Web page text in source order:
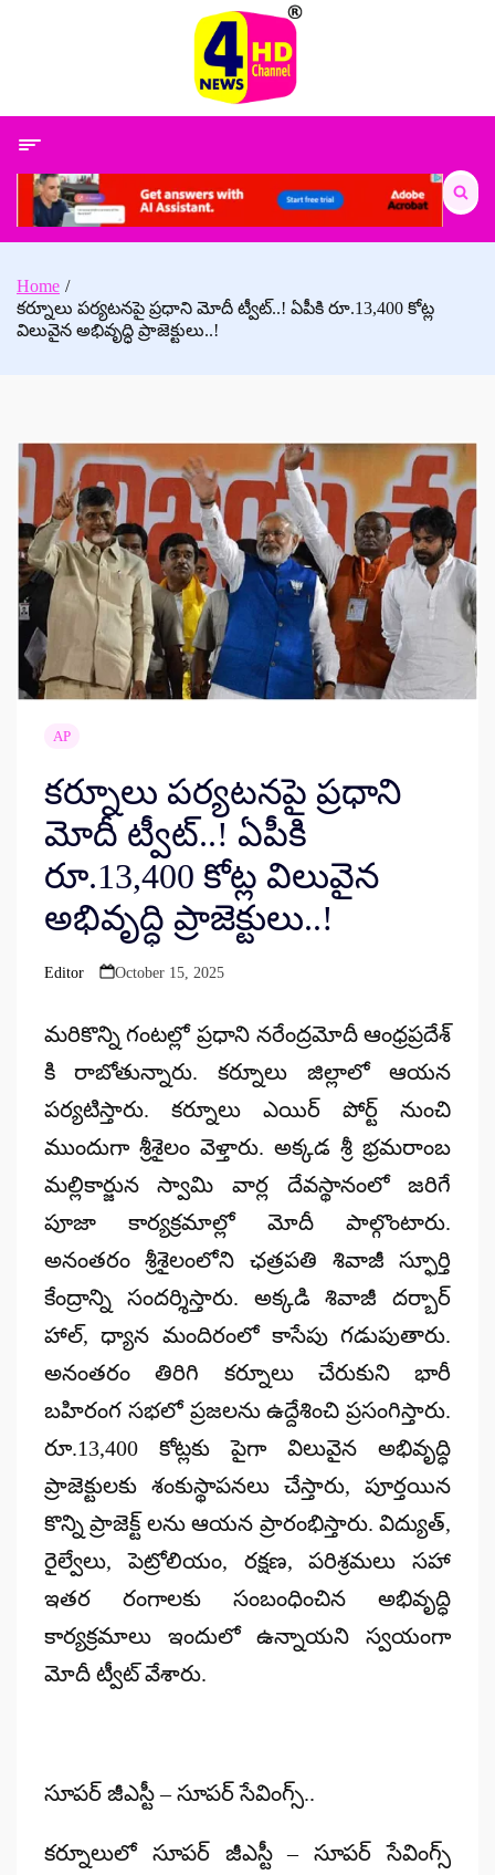
Search
for:
Home
కర్నూలు పర్యటనపై ప్రధాని మోదీ ట్వీట్..! ఏపీకి రూ.13,400 కోట్ల
విలువైన అభివృద్ధి ప్రాజెక్టులు..!
AP
కర్నూలు పర్యటనపై ప్రధాని
మోదీ ట్వీట్..! ఏపీకి
రూ.13,400 కోట్ల విలువైన
అభివృద్ధి ప్రాజెక్టులు..!
Posted
Editor October 15, 2025
మరికొన్ని గంటల్లో ప్రధాని నరేంద్రమోదీ ఆంధ్రప్రదేశ్
కి రాబోతున్నారు. కర్నూలు జిల్లాలో ఆయన
పర్యటిస్తారు. కర్నూలు ఎయిర్ పోర్ట్ నుంచి
ముందుగా శ్రీశైలం వెళ్తారు. అక్కడ శ్రీ భ్రమరాంబ
మల్లికార్జున స్వామి వార్ల దేవస్థానంలో జరిగే
పూజా కార్యక్రమాల్లో మోదీ పాల్గొంటారు.
అనంతరం శ్రీశైలంలోని ఛత్రపతి శివాజీ స్ఫూర్తి
కేంద్రాన్ని సందర్శిస్తారు. అక్కడి శివాజీ దర్బార్
హాల్, ధ్యాన మందిరంలో కాసేపు గడుపుతారు.
అనంతరం తిరిగి కర్నూలు చేరుకుని భారీ
బహిరంగ సభలో ప్రజలను ఉద్దేశించి ప్రసంగిస్తారు.
రూ.13,400 కోట్లకు పైగా విలువైన అభివృద్ధి
ప్రాజెక్టులకు శంకుస్థాపనలు చేస్తారు, పూర్తయిన
కొన్ని ప్రాజెక్ట్ లను ఆయన ప్రారంభిస్తారు. విద్యుత్,
రైల్వేలు, పెట్రోలియం, రక్షణ, పరిశ్రమలు సహా
ఇతర రంగాలకు సంబంధించిన అభివృద్ధి
కార్యక్రమాలు ఇందులో ఉన్నాయని స్వయంగా
మోదీ ట్వీట్ వేశారు.
సూపర్ జీఎస్టీ – సూపర్ సేవింగ్స్..
కర్నూలులో సూపర్ జీఎస్టీ – సూపర్ సేవింగ్స్